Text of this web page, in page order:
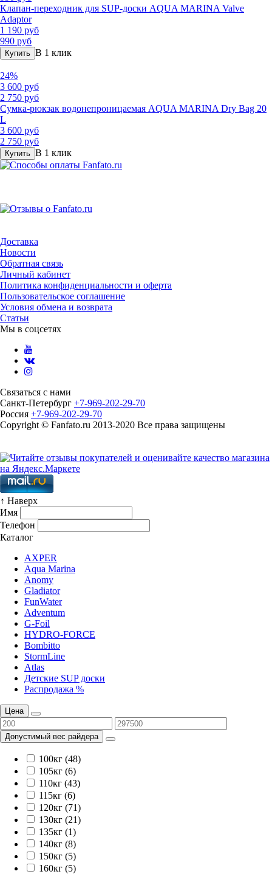
Клапан-переходник для SUP-доски AQUA MARINA Valve
Adaptor
1 190 руб
990 руб
Купить В 1 клик
24%
3 600 руб
2 750 руб
Сумка-рюкзак водонепроницаемая AQUA MARINA Dry Bag 20
L
3 600 руб
2 750 руб
Купить В 1 клик
Доставка
Новости
Обратная связь
Личный кабинет
Политика конфиденциальности и оферта
Пользовательское соглашение
Условия обмена и возврата
Статьи
Мы в соцсетях
Связаться с нами
Санкт-Петербург +7-969-202-29-70
Россия +7-969-202-29-70
Copyright © Fanfato.ru 2013-2020 Все права защищены
↑ Наверх
Имя
Телефон
Каталог
AXPER
Aqua Marina
Anomy
Gladiator
FunWater
Adventum
G-Foil
HYDRO-FORCE
Bombitto
StormLine
Atlas
Детские SUP доски
Распродажа %
Цена
Допустимый вес райдера
100кг (48)
105кг (6)
110кг (43)
115кг (6)
120кг (71)
130кг (21)
135кг (1)
140кг (8)
150кг (5)
160кг (5)